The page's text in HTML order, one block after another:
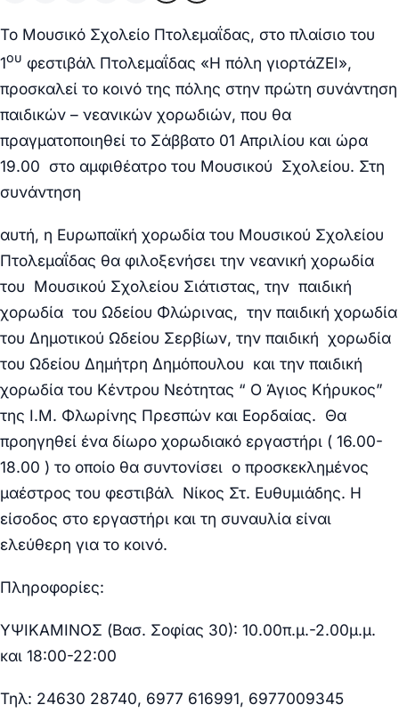
Το Μουσικό Σχολείο Πτολεμαΐδας, στο πλαίσιο του
1ου φεστιβάλ Πτολεμαΐδας «Η πόλη γιορτάΖΕΙ»,
προσκαλεί το κοινό της πόλης στην πρώτη συνάντηση
παιδικών – νεανικών χορωδιών, που θα
πραγματοποιηθεί το Σάββατο 01 Απριλίου και ώρα
19.00 στο αμφιθέατρο του Μουσικού Σχολείου. Στη
συνάντηση
αυτή, η Ευρωπαϊκή χορωδία του Μουσικού Σχολείου
Πτολεμαΐδας θα φιλοξενήσει την νεανική χορωδία
του Μουσικού Σχολείου Σιάτιστας, την παιδική
χορωδία του Ωδείου Φλώρινας, την παιδική χορωδία
του Δημοτικού Ωδείου Σερβίων, την παιδική χορωδία
του Ωδείου Δημήτρη Δημόπουλου και την παιδική
χορωδία του Κέντρου Νεότητας “ Ο Άγιος Κήρυκος”
της Ι.Μ. Φλωρίνης Πρεσπών και Εορδαίας. Θα
προηγηθεί ένα δίωρο χορωδιακό εργαστήρι ( 16.00-
18.00 ) το οποίο θα συντονίσει ο προσκεκλημένος
μαέστρος του φεστιβάλ Νίκος Στ. Ευθυμιάδης. Η
είσοδος στο εργαστήρι και τη συναυλία είναι
ελεύθερη για το κοινό.
Πληροφορίες:
ΥΨΙΚΑΜΙΝΟΣ (Βασ. Σοφίας 30): 10.00π.μ.-2.00μ.μ.
και 18:00-22:00
Τηλ: 24630 28740, 6977 616991, 6977009345